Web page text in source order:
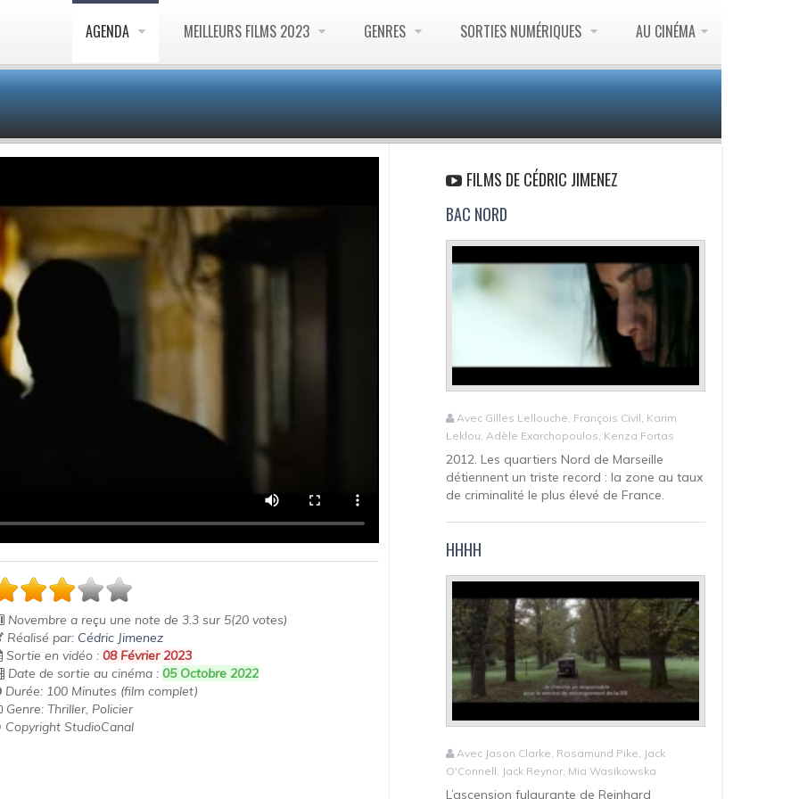
AGENDA MEILLEURS FILMS 2023 GENRES SORTIES NUMÉRIQUES AU CINÉMA
Novembre a reçu une note de3.3 sur 5(20 votes)
Réalisé par: Cédric Jimenez
Sortie en vidéo :08 Février 2023
Date de sortie au cinéma :05 Octobre 2022
Durée: 100 Minutes (film complet)
Genre: Thriller, Policier
StudioCanal
FILMS DE CÉDRIC JIMENEZ
BAC NORD
Avec Gilles Lellouche, François Civil, Karim
Leklou, Adèle Exarchopoulos, Kenza Fortas
2012. Les quartiers Nord de Marseille
détiennent un triste record : la zone au taux
de criminalité le plus élevé de France.
HHHH
Avec Jason Clarke, Rosamund Pike, Jack
O'Connell, Jack Reynor, Mia Wasikowska
L’ascension fulgurante de Reinhard